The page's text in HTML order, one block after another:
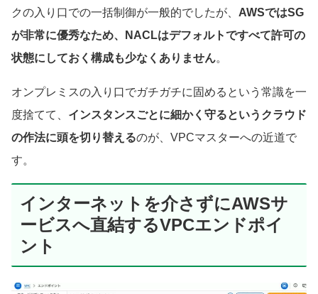
クの入り口での一括制御が一般的でしたが、 AWSではSG
が非常に優秀なため、NACLはデフォルトですべて許可の
状態にしておく構成も少なくありません。
オンプレミスの入り口でガチガチに固めるという常識を一
度捨てて、 インスタンスごとに細かく守るというクラウド
の作法に頭を切り替えるのが、VPCマスターへの近道で
す。
インターネットを介さずにAWSサ
ービスへ直結するVPCエンドポイ
ント